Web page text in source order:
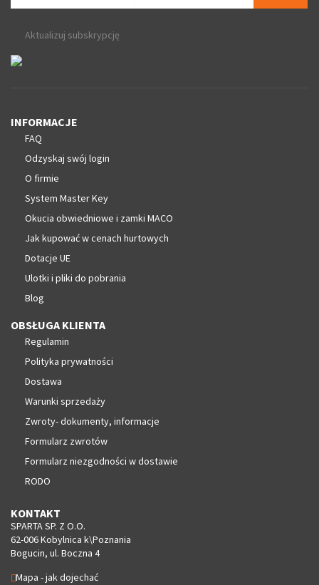
Aktualizuj subskrypcję
INFORMACJE
FAQ
Odzyskaj swój login
O firmie
System Master Key
Okucia obwiedniowe i zamki MACO
Jak kupować w cenach hurtowych
Dotacje UE
Ulotki i pliki do pobrania
Blog
OBSŁUGA KLIENTA
Regulamin
Polityka prywatności
Dostawa
Warunki sprzedaży
Zwroty- dokumenty, informacje
Formularz zwrotów
Formularz niezgodności w dostawie
RODO
KONTAKT
SPARTA SP. Z O.O.
62-006 Kobylnica k\Poznania
Bogucin, ul. Boczna 4
Mapa - jak dojechać